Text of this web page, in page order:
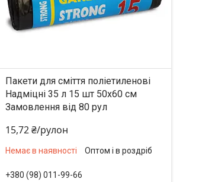
Пакети для сміття поліетиленові
Надміцні 35 л 15 шт 50х60 см
Замовлення від 80 рул
15,72 ₴/рулон
Немає в наявності Оптом і в роздріб
+380 (98) 011-99-66